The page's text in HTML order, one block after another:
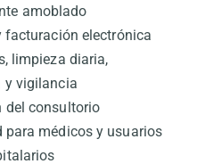
amoblado
electrónica
limpieza diaria,
y vigilancia
del consultorio
para médicos y usuarios